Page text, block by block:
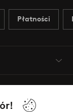
Płatności